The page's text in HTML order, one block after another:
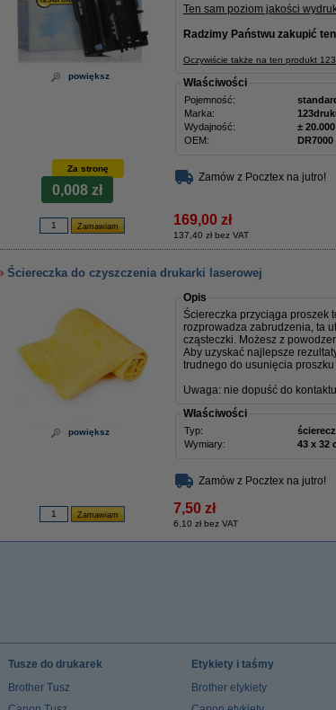
powiększ
Ten sam poziom jakości
Radzimy Państwu zakupić
Oczywiście także na ten produkt
Właściwości
Pojemność:
Marka:
Wydajność:
±
OEM:
DR7000
Za stronę
0,008 zł
Zamów z Pocztex na jutro!
169,00 zł
137,40 zł bez VAT
Ściereczka do czyszczenia drukarki laserowej
powiększ
Opis
Ściereczka przyciąga proszek
rozprowadza zabrudzenia, ta
cząsteczki. Możesz z
Aby uzyskać najlepsze
trudnego do usunięcia proszku
Uwaga: nie dopuść do
Właściwości
Typ:
Wymiary:
43 x
Zamów z Pocztex na jutro!
7,50 zł
6,10 zł bez VAT
Tusze do drukarek
Brother Tusz
Etykiety i taśmy
Brother etykiety